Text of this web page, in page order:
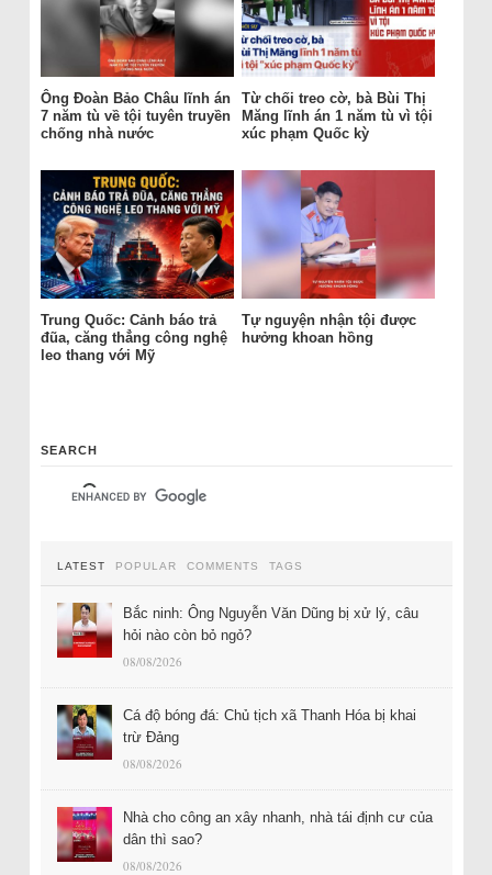
Ông Đoàn Bảo Châu lĩnh án
7 năm tù về tội tuyên truyền
chống nhà nước
Từ chối treo cờ, bà Bùi Thị
Măng lĩnh án 1 năm tù vì tội
xúc phạm Quốc kỳ
Trung Quốc: Cảnh báo trả
đũa, căng thẳng công nghệ
leo thang với Mỹ
Tự nguyện nhận tội được
hưởng khoan hồng
SEARCH
LATEST POPULAR COMMENTS TAGS
Bắc ninh: Ông Nguyễn Văn Dũng bị xử lý, câu
hỏi nào còn bỏ ngỏ?
08/08/2026
Cá độ bóng đá: Chủ tịch xã Thanh Hóa bị khai
trừ Đảng
08/08/2026
Nhà cho công an xây nhanh, nhà tái định cư của
dân thì sao?
08/08/2026